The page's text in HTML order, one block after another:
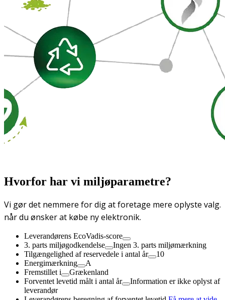
Hvorfor har vi miljøparametre?
Vi gør det nemmere for dig at foretage mere oplyste valg.
når du ønsker at købe ny elektronik.
Leverandørens EcoVadis-score
3. parts miljøgodkendelse
Ingen 3. parts miljømærkning
Tilgængelighed af reservedele i antal år
10
Energimærkning
A
Fremstillet i
Grækenland
Forventet levetid målt i antal år
Information er ikke oplyst af
leverandør